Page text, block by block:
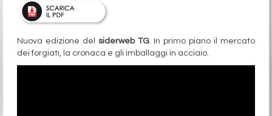
Nuova edizione del siderweb TG. In primo piano il mercato
dei forgiati, la cronaca e gli imballaggi in acciaio.